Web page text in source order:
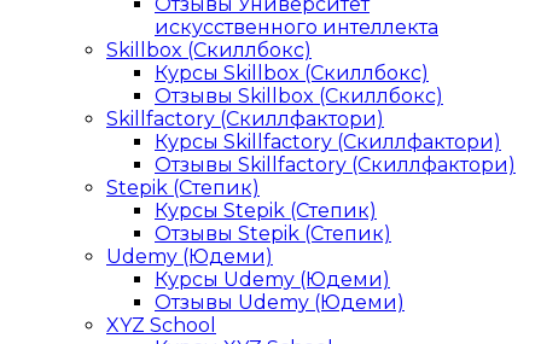
искусственного интеллекта
Skillbox (Скиллбокс)
Курсы Skillbox (Скиллбокс)
Отзывы Skillbox (Скиллбокс)
Skillfactory (Скиллфактори)
Курсы Skillfactory (Скиллфактори)
Отзывы Skillfactory (Скиллфактори)
Stepik (Степик)
Курсы Stepik (Степик)
Отзывы Stepik (Степик)
Udemy (Юдеми)
Курсы Udemy (Юдеми)
Отзывы Udemy (Юдеми)
XYZ School